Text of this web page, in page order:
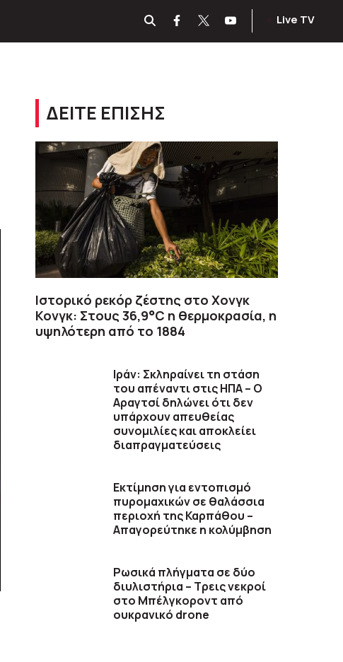
Live TV
ΔΕΙΤΕ ΕΠΙΣΗΣ
Ιστορικό ρεκόρ ζέστης στο Χονγκ
Κονγκ: Στους 36,9°C η θερμοκρασία, η
υψηλότερη από το 1884
Ιράν: Σκληραίνει τη στάση
του απέναντι στις ΗΠΑ – Ο
Αραγτσί δηλώνει ότι δεν
υπάρχουν απευθείας
συνομιλίες και αποκλείει
διαπραγματεύσεις
Εκτίμηση για εντοπισμό
πυρομαχικών σε θαλάσσια
περιοχή της Καρπάθου –
Απαγορεύτηκε η κολύμβηση
Ρωσικά πλήγματα σε δύο
διυλιστήρια – Τρεις νεκροί
στο Μπέλγκοροντ από
ουκρανικό drone